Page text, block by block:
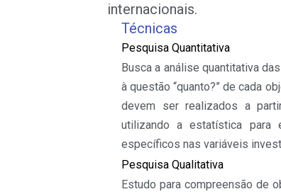
internacionais.
Técnicas
Pesquisa Quantitativa
Busca a análise quantitativa
à questão “quanto?” de cada
devem ser realizados a
utilizando a estatística para
específicos nas variáveis
Pesquisa Qualitativa
Estudo para compreensão de